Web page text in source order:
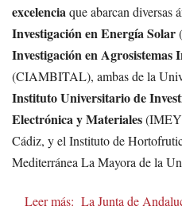
excelenciaque abarcan diversas
Investigación en Energía Solar
Investigación en Agrosistemas
(CIAMBITAL), ambas de la
Instituto Universitario de
Electrónica y Materiales
Cádiz, y el Instituto de
Mediterránea La Mayora de la
Leer más: La Junta de